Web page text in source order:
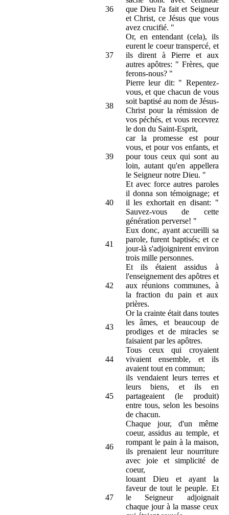
36
que Dieu l'a fait et Seigneur
et Christ, ce Jésus que vous
avez crucifié. "
37
Or, en entendant (cela), ils
eurent le coeur transpercé, et
ils dirent à Pierre et aux
autres apôtres: " Frères, que
ferons-nous? "
38
Pierre leur dit: " Repentez-
vous, et que chacun de vous
soit baptisé au nom de Jésus-
Christ pour la rémission de
vos péchés, et vous recevrez
le don du Saint-Esprit,
39
car la promesse est pour
vous, et pour vos enfants, et
pour tous ceux qui sont au
loin, autant qu'en appellera
le Seigneur notre Dieu. "
40
Et avec force autres paroles
il donna son témoignage; et
il les exhortait en disant: "
Sauvez-vous de cette
génération perverse! "
41
Eux donc, ayant accueilli sa
parole, furent baptisés; et ce
jour-là s'adjoignirent environ
trois mille personnes.
42
Et ils étaient assidus à
l'enseignement des apôtres et
aux réunions communes, à
la fraction du pain et aux
prières.
43
Or la crainte était dans toutes
les âmes, et beaucoup de
prodiges et de miracles se
faisaient par les apôtres.
44
Tous ceux qui croyaient
vivaient ensemble, et ils
avaient tout en commun;
45
ils vendaient leurs terres et
leurs biens, et ils en
partageaient (le produit)
entre tous, selon les besoins
de chacun.
46
Chaque jour, d'un même
coeur, assidus au temple, et
rompant le pain à la maison,
ils prenaient leur nourriture
avec joie et simplicité de
coeur,
47
louant Dieu et ayant la
faveur de tout le peuple. Et
le Seigneur adjoignait
chaque jour à la masse ceux